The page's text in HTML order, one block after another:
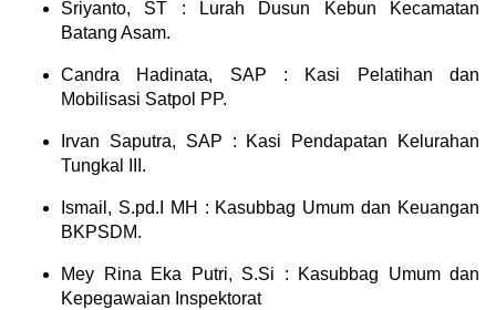
Sriyanto, ST : Lurah Dusun Kebun Kecamatan
Batang Asam.
Candra Hadinata, SAP : Kasi Pelatihan dan
Mobilisasi Satpol PP.
Irvan Saputra, SAP : Kasi Pendapatan Kelurahan
Tungkal III.
Ismail, S.pd.I MH : Kasubbag Umum dan Keuangan
BKPSDM.
Mey Rina Eka Putri, S.Si : Kasubbag Umum dan
Kepegawaian Inspektorat